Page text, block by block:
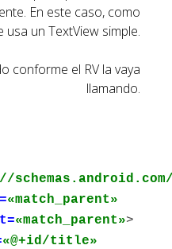
En este caso, como
usa un TextView simple.
conforme el RV la vaya
llamando.
«match_parent»
«match_parent»>
«@+id/title»